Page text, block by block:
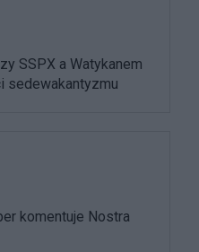
SSPX a Watykanem
sedewakantyzmu
komentuje Nostra